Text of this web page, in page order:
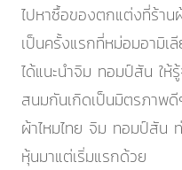
ไปหาซื้อของตกแต่งที่ร้า
เป็นครั้งแรกที่หม่อมอามิ
ได้แนะนำจิม ทอมป์สัน ใ
สนมกันเกิดเป็นมิตรภาพ
ผ้าไหมไทย จิม ทอมป์สัน
หุ้นมาแต่เริ่มแรกด้วย